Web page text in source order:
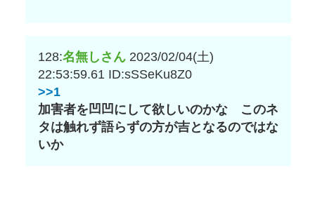
128:名無しさん 2023/02/04(土)
22:53:59.61 ID:sSSeKu8Z0
>>1
加害者を凹凹にして欲しいのかな このネ
タは触れず語らずの方が吉となるのではな
いか